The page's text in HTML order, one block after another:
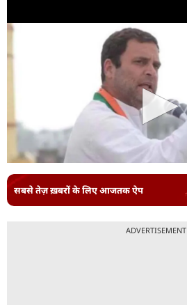
सबसे तेज़ ख़बरों के लिए आजतक ऐप
ADVERTISEMENT